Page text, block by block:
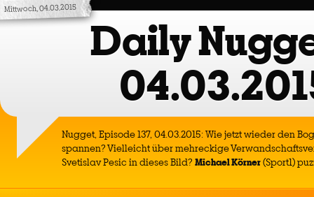
Mittwoch, 04.03.2015
Daily
Nugget, Episode 137, 04.03.2015: Wie jetzt wieder den
spannen? Vielleicht über mehreckige
Svetislav Pesic in dieses Bild? Michael Körner(Sport1)